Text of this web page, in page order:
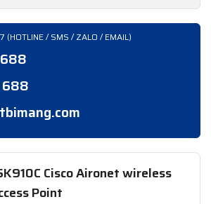
(HOTLINE / SMS / ZALO / EMAIL)
Cisco Aironet wireless
Point